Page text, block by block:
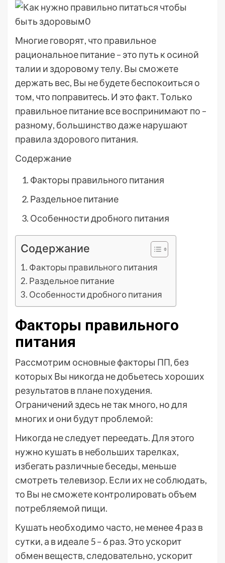
Многие говорят, что правильное
рациональное питание – это путь к осиной
талии и здоровому телу. Вы сможете
держать вес, Вы не будете беспокоиться о
том, что поправитесь. И это факт. Только
правильное питание все воспринимают по –
разному, большинство даже нарушают
правила здорового питания.
Содержание
Факторы правильного питания
Раздельное питание
Особенности дробного питания
Содержание
Факторы правильного питания
Раздельное питание
Особенности дробного питания
Факторы правильного
питания
Рассмотрим основные факторы ПП, без
которых Вы никогда не добьетесь хороших
результатов в плане похудения.
Ограничений здесь не так много, но для
многих и они будут проблемой:
Никогда не следует переедать. Для этого
нужно кушать в небольших тарелках,
избегать различные беседы, меньше
смотреть телевизор. Если их не соблюдать,
то Вы не сможете контролировать объем
потребляемой пищи.
Кушать необходимо часто, не менее 4 раз в
сутки, а в идеале 5 – 6 раз. Это ускорит
обмен веществ, следовательно, ускорит